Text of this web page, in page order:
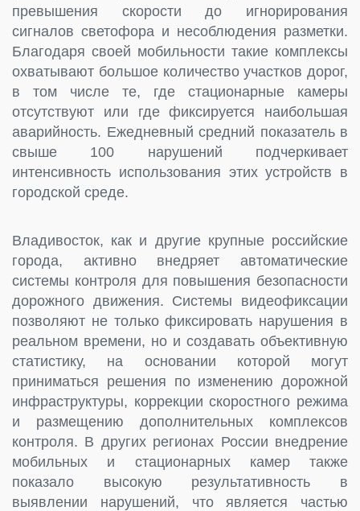
превышения скорости до игнорирования
сигналов светофора и несоблюдения разметки.
Благодаря своей мобильности такие комплексы
охватывают большое количество участков дорог,
в том числе те, где стационарные камеры
отсутствуют или где фиксируется наибольшая
аварийность. Ежедневный средний показатель в
свыше 100 нарушений подчеркивает
интенсивность использования этих устройств в
городской среде.
Владивосток, как и другие крупные российские
города, активно внедряет автоматические
системы контроля для повышения безопасности
дорожного движения. Системы видеофиксации
позволяют не только фиксировать нарушения в
реальном времени, но и создавать объективную
статистику, на основании которой могут
приниматься решения по изменению дорожной
инфраструктуры, коррекции скоростного режима
и размещению дополнительных комплексов
контроля. В других регионах России внедрение
мобильных и стационарных камер также
показало высокую результативность в
выявлении нарушений, что является частью